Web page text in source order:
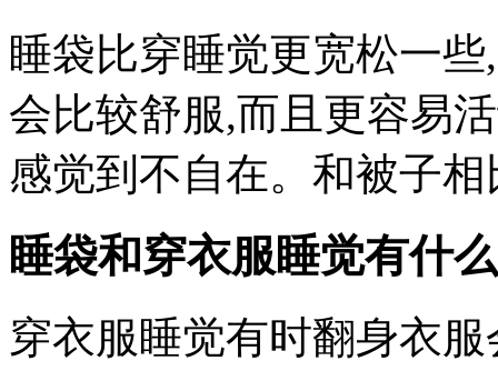
睡袋比穿睡觉更宽松一
会比较舒服,而且更容易
感觉到不自在。和被子
睡袋和穿衣服睡觉有什
穿衣服睡觉有时翻身衣